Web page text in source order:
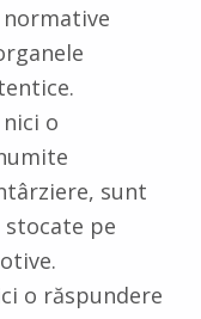
o
sunt
pe
o răspundere